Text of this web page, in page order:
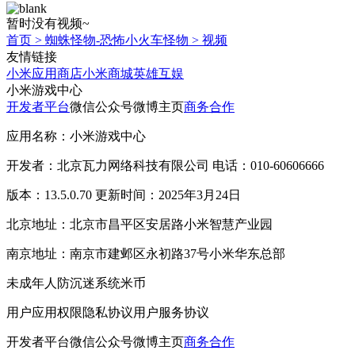
暂时没有视频~
首页 > 蜘蛛怪物-恐怖小火车怪物 > 视频
友情链接
小米应用商店小米商城英雄互娱
小米游戏中心
开发者平台微信公众号微博主页商务合作
应用名称：小米游戏中心
开发者：北京瓦力网络科技有限公司 电话：010-60606666
版本：13.5.0.70 更新时间：2025年3月24日
北京地址：北京市昌平区安居路小米智慧产业园
南京地址：南京市建邺区永初路37号小米华东总部
未成年人防沉迷系统米币
用户应用权限隐私协议用户服务协议
开发者平台微信公众号微博主页商务合作